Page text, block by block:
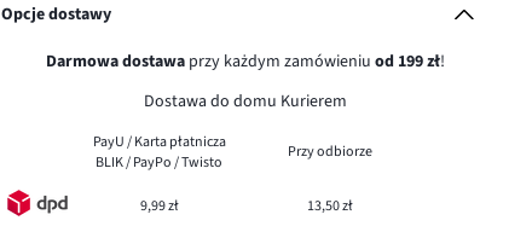
Opcje dostawy
Darmowa dostawaprzy każdym zamówieniu od 199 zł!
Dostawa do domu Kurierem
PayU / Karta płatnicza
BLIK / PayPo / Twisto
Przy odbiorze
9,99 zł 13,50 zł